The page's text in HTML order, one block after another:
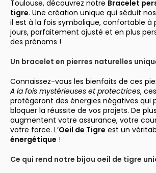
Toulouse, découvrez notre Bracelet
tigre. Une création unique qui séduit
il est à la fois symbolique, confortable à
jours, parfaitement ajusté et en plus
des prénoms !
Un bracelet en pierres naturelles
Connaissez-vous les bienfaits de ces
A la fois mystérieuses et protectrices,
protégeront des énergies négatives qui
bloquer la réussite de vos projets. De
augmentent votre assurance, votre
votre force. L’Oeil de Tigre est un
énergétique !
Ce qui rend notre bijou oeil de tigre